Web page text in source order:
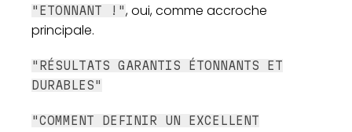
"ETONNANT !", oui, comme accroche
principale.
"RÉSULTATS GARANTIS ÉTONNANTS ET
DURABLES"
"COMMENT DEFINIR UN EXCELLENT